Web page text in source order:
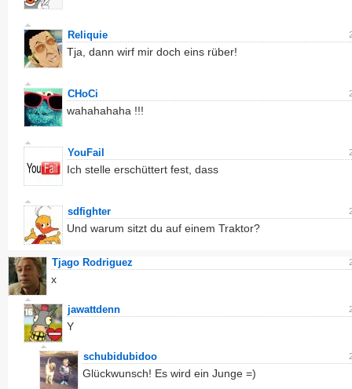
Reliquie
Tja, dann wirf mir doch eins rüber!
CHoCi
wahahahaha !!!
YouFail
Ich stelle erschüttert fest, dass
sdfighter
Und warum sitzt du auf einem Traktor?
Tjago Rodriguez
x
jawattdenn
Y
schubidubidoo
Glückwunsch! Es wird ein Junge =)